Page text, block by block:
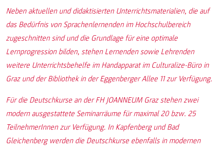
Neben aktuellen und didaktisierten Unterrichtsmaterialien, die auf
das Bedürfnis von Sprachenlernenden im Hochschulbereich
zugeschnitten sind und die Grundlage für eine optimale
Lernprogression bilden, stehen Lernenden sowie Lehrenden
weitere Unterrichtsbehelfe im Handapparat im Culturalize-Büro in
Graz und der Bibliothek in der Eggenberger Allee 11 zur Verfügung.
Für die Deutschkurse an der FH JOANNEUM Graz stehen zwei
modern ausgestattete Seminarräume für maximal 20 bzw. 25
TeilnehmerInnen zur Verfügung. In Kapfenberg und Bad
Gleichenberg werden die Deutschkurse ebenfalls in modernen